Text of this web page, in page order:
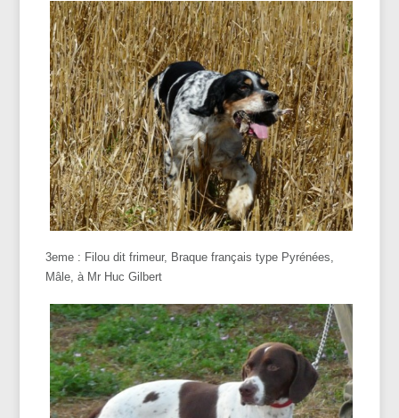
3eme : Filou dit frimeur, Braque français type Pyrénées,
Mâle, à Mr Huc Gilbert